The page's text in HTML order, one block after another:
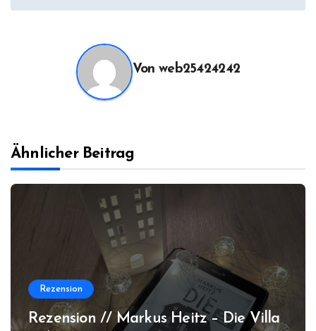
Von web25424242
Ähnlicher Beitrag
Rezension
Rezension // Markus Heitz – Die Villa